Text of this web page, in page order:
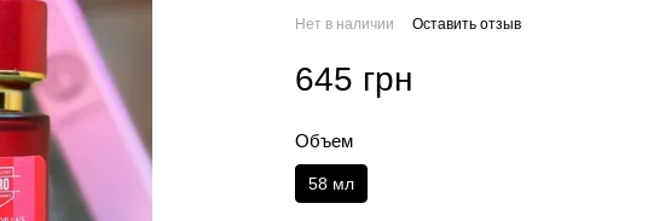
Нет в наличии Оставить отзыв
645 грн
Объем
58 мл